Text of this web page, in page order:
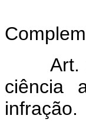
Art.
Art.
ciência
infração.